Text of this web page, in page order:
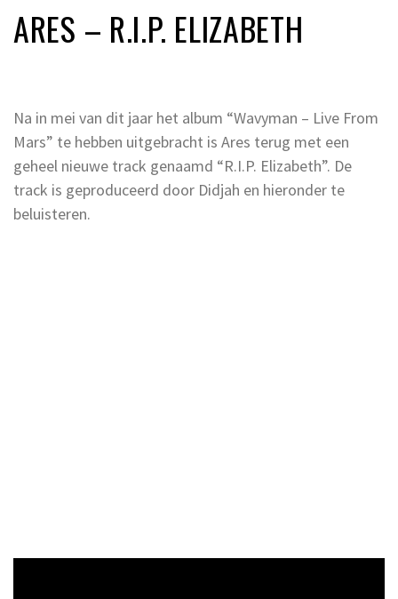
ARES – R.I.P. ELIZABETH
Na in mei van dit jaar het album “Wavyman – Live From
Mars” te hebben uitgebracht is Ares terug met een
geheel nieuwe track genaamd “R.I.P. Elizabeth”. De
track is geproduceerd door Didjah en hieronder te
beluisteren.